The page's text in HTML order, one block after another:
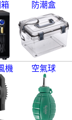
防潮盒
機 空氣球